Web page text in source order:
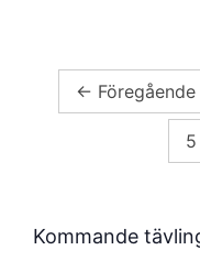
Sidnumrering
← Föregående
5
Kommande